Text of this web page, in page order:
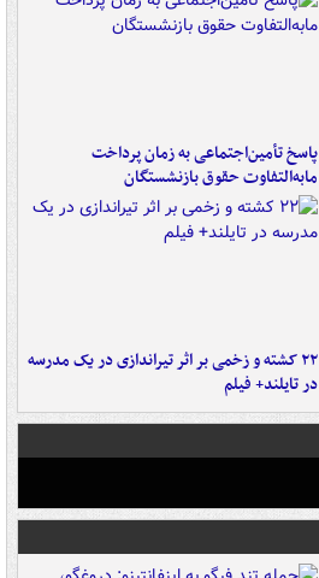
پاسخ تأمین‌اجتماعی به زمان پرداخت
مابه‌التفاوت حقوق بازنشستگان
۲۲ کشته و زخمی بر اثر تیراندازی در یک مدرسه
در تایلند+ فیلم